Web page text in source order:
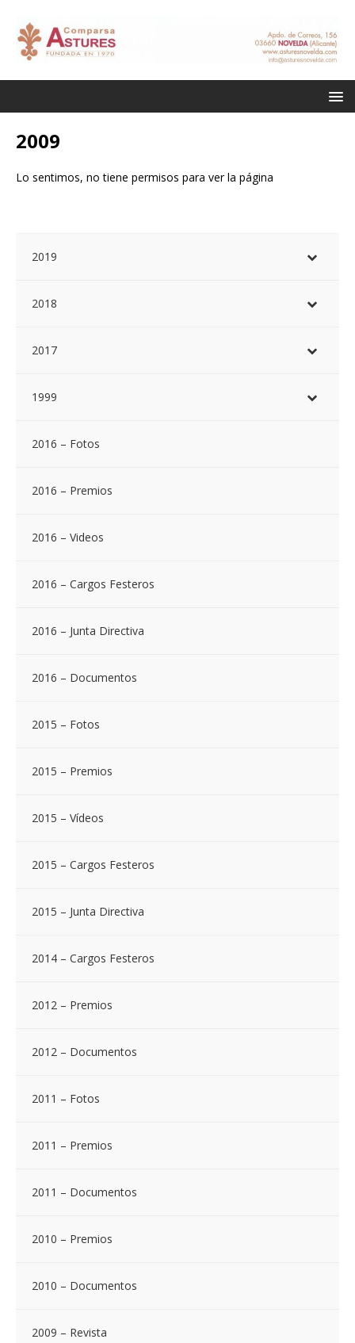
2009
Lo sentimos, no tiene permisos para ver la página
2019
2018
2017
1999
2016 – Fotos
2016 – Premios
2016 – Videos
2016 – Cargos Festeros
2016 – Junta Directiva
2016 – Documentos
2015 – Fotos
2015 – Premios
2015 – Vídeos
2015 – Cargos Festeros
2015 – Junta Directiva
2014 – Cargos Festeros
2012 – Premios
2012 – Documentos
2011 – Fotos
2011 – Premios
2011 – Documentos
2010 – Premios
2010 – Documentos
2009 – Revista